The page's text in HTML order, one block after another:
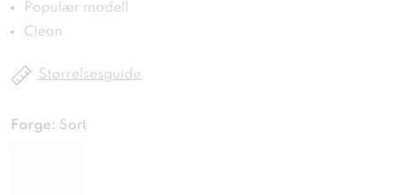
Populær modell
Clean
Størrelsesguide
Farge: Sort